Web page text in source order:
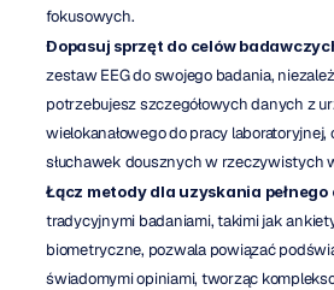
fokusowych.
Dopasuj sprzęt do celów
zestaw EEG do swojego badania,
potrzebujesz szczegółowych danych z
wielokanałowego do pracy
słuchawek dousznych w rzeczywistych
Łącz metody dla uzyskania pełnego
tradycyjnymi badaniami, takimi jak
biometryczne, pozwala powiązać
świadomymi opiniami, tworząc